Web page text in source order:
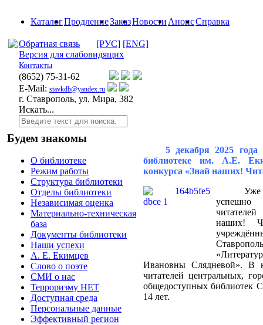
КаталогПродлениеЗаказНовости АнонсСправка
Обратная связь [РУС] [ENG]
Версия для слабовидящих
Контакты
(8652) 75-31-62
E-Mail: stavkdb@yandex.ru
г. Ставрополь, ул. Мира, 382
Искать...
Будем знакомы
О библиотеке
Режим работы
Структура библиотеки
Отделы библиотеки
Независимая оценка
Материально-техническая
база
Документы библиотеки
Наши успехи
А. Е. Екимцев
Слово о поэте
СМИ о нас
Терроризму НЕТ
Доступная среда
Персональные данные
Эффективный регион
5 декабря 2025 года
библиотеке им. А.Е.
конкурса «Знай наших!
Уже
успешно
наших!
Ивановны Слядневой». В
читателей центральных,
общедоступных библиотек
14 лет.